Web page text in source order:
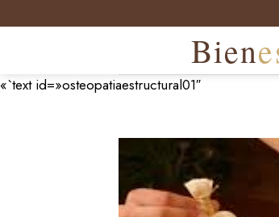
to
«`text id=»osteopatiaestructural01″